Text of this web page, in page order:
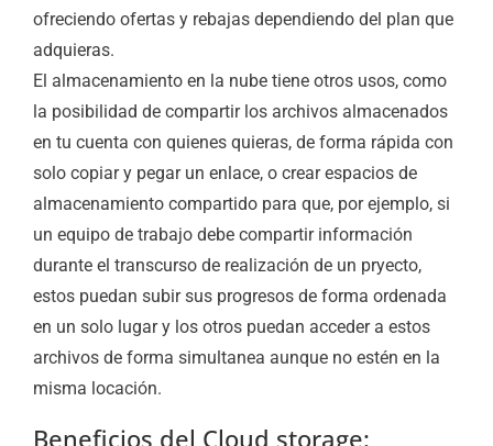
ofreciendo ofertas y rebajas dependiendo del plan que
adquieras.
El almacenamiento en la nube tiene otros usos, como
la posibilidad de compartir los archivos almacenados
en tu cuenta con quienes quieras, de forma rápida con
solo copiar y pegar un enlace, o crear espacios de
almacenamiento compartido para que, por ejemplo, si
un equipo de trabajo debe compartir información
durante el transcurso de realización de un pryecto,
estos puedan subir sus progresos de forma ordenada
en un solo lugar y los otros puedan acceder a estos
archivos de forma simultanea aunque no estén en la
misma locación.
Beneficios del Cloud storage: